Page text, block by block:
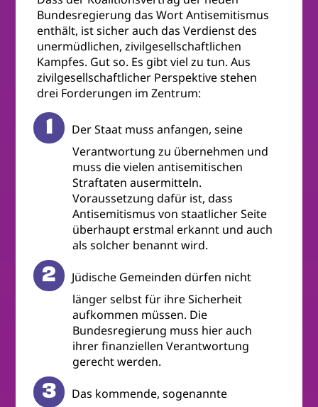
Bundesregierung das Wort Antisemitismus
enthält, ist sicher auch das Verdienst des
unermüdlichen, zivilgesellschaftlichen
Kampfes. Gut so. Es gibt viel zu tun. Aus
zivilgesellschaftlicher Perspektive stehen
drei Forderungen im Zentrum:
Der Staat muss anfangen, seine
Verantwortung zu übernehmen und
muss die vielen antisemitischen
Straftaten ausermitteln.
Voraussetzung dafür ist, dass
Antisemitismus von staatlicher Seite
überhaupt erstmal erkannt und auch
als solcher benannt wird.
Jüdische Gemeinden dürfen nicht
länger selbst für ihre Sicherheit
aufkommen müssen. Die
Bundesregierung muss hier auch
ihrer finanziellen Verantwortung
gerecht werden.
Das kommende, sogenannte